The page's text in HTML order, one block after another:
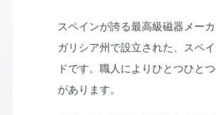
スペインが誇る最高級磁器メー
ガリシア州で設立された、スペ
ドです。職人によりひとつひと
があります。